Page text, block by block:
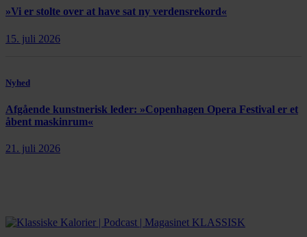
»Vi er stolte over at have sat ny verdensrekord«
15. juli 2026
Nyhed
Afgående kunstnerisk leder: »Copenhagen Opera Festival er et
åbent maskinrum«
21. juli 2026